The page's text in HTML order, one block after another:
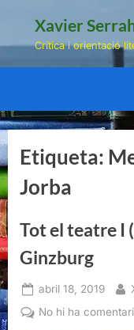
Xavier
Crítica i orientació
Etiqueta:
Jorba
Tot el teatre I
Ginzburg
Posted
on
abril 18, 2019
No hi ha